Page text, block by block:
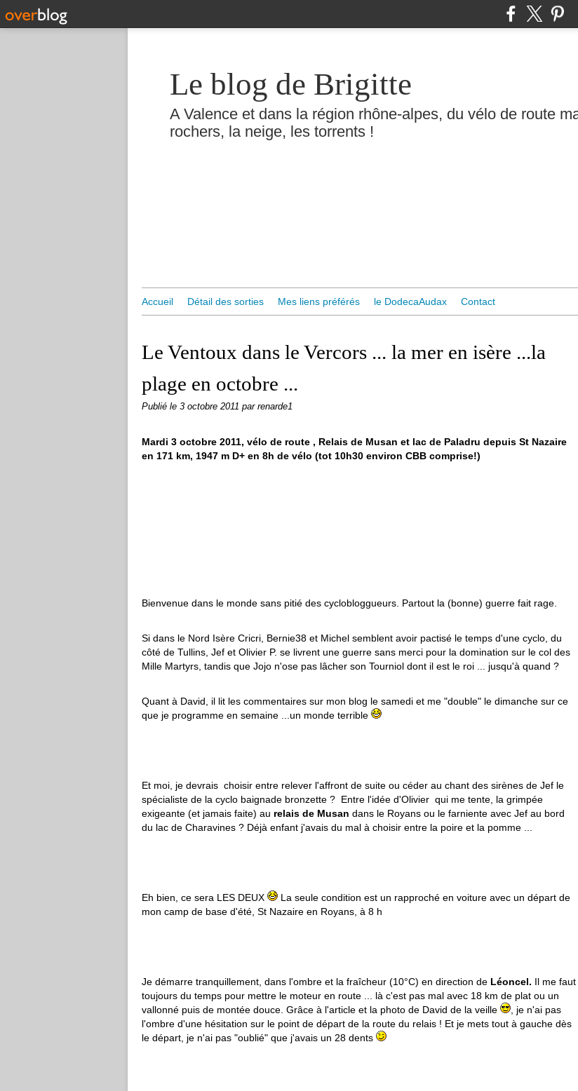
Le blog de Brigitte
A Valence et dans la région rhône-alpes, du vélo de route
rochers, la neige, les torrents !
Accueil Détail des sorties Mes liens préférés le DodecaAudax Contact
Le Ventoux dans le Vercors ... la mer en isère ...la
plage en octobre ...
Publié le 3 octobre 2011 par renarde1
Mardi 3 octobre 2011, vélo de route , Relais de Musan et lac de Paladru depuis St Nazaire
en 171 km, 1947 m D+ en 8h de vélo (tot 10h30 environ CBB comprise!)
Bienvenue dans le monde sans pitié des cyclobloggueurs. Partout la (bonne) guerre fait rage.
Si dans le Nord Isère Cricri, Bernie38 et Michel semblent avoir pactisé le temps d'une cyclo, du
côté de Tullins, Jef et Olivier P. se livrent une guerre sans merci pour la domination sur le col des
Mille Martyrs, tandis que Jojo n'ose pas lâcher son Tourniol dont il est le roi ... jusqu'à quand ?
Quant à David, il lit les commentaires sur mon blog le samedi et me "double" le dimanche sur ce
que je programme en semaine ...un monde terrible
Et moi, je devrais choisir entre relever l'affront de suite ou céder au chant des sirènes de Jef le
spécialiste de la cyclo baignade bronzette ? Entre l'idée d'Olivier qui me tente, la grimpée
exigeante (et jamais faite) au relais de Musan dans le Royans ou le farniente avec Jef au bord
du lac de Charavines ? Déjà enfant j'avais du mal à choisir entre la poire et la pomme ...
Eh bien, ce sera LES DEUX
La seule condition est un rapproché en voiture avec un départ de
mon camp de base d'été, St Nazaire en Royans, à 8 h
Je démarre tranquillement, dans l'ombre et la fraîcheur (10°C) en direction de Léoncel. Il me faut
toujours du temps pour mettre le moteur en route ... là c'est pas mal avec 18 km de plat ou un
vallonné puis de montée douce. Grâce à l'article et la photo de David de la veille
, je n'ai pas
l'ombre d'une hésitation sur le point de départ de la route du relais ! Et je mets tout à gauche dès
le départ, je n'ai pas "oublié" que j'avais un 28 dents